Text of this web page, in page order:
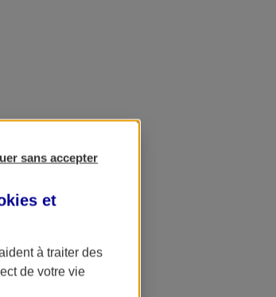
sans accepter
et
à traiter des
de votre vie